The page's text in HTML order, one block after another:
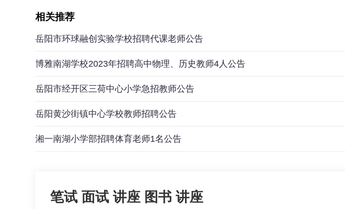
相关推荐
岳阳市环球融创实验学校招聘代课老师公告
博雅南湖学校2023年招聘高中物理、历史教师4人公告
岳阳市经开区三荷中心小学急招教师公告
岳阳黄沙街镇中心学校教师招聘公告
湘一南湖小学部招聘体育老师1名公告
笔试 面试 讲座 图书 讲座